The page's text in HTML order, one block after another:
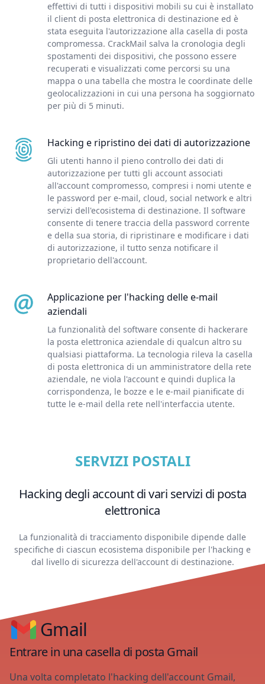
effettivi di tutti i dispositivi mobili su cui è installato
il client di posta elettronica di destinazione ed è
stata eseguita l'autorizzazione alla casella di posta
compromessa. CrackMail salva la cronologia degli
spostamenti dei dispositivi, che possono essere
recuperati e visualizzati come percorsi su una
mappa o una tabella che mostra le coordinate delle
geolocalizzazioni in cui una persona ha soggiornato
per più di 5 minuti.
Hacking e ripristino dei dati di autorizzazione
Gli utenti hanno il pieno controllo dei dati di
autorizzazione per tutti gli account associati
all'account compromesso, compresi i nomi utente e
le password per e-mail, cloud, social network e altri
servizi dell'ecosistema di destinazione. Il software
consente di tenere traccia della password corrente
e della sua storia, di ripristinare e modificare i dati
di autorizzazione, il tutto senza notificare il
proprietario dell'account.
Applicazione per l'hacking delle e-mail
aziendali
La funzionalità del software consente di hackerare
la posta elettronica aziendale di qualcun altro su
qualsiasi piattaforma. La tecnologia rileva la casella
di posta elettronica di un amministratore della rete
aziendale, ne viola l'account e quindi duplica la
corrispondenza, le bozze e le e-mail pianificate di
tutte le e-mail della rete nell'interfaccia utente.
SERVIZI POSTALI
Hacking degli account di vari servizi di posta
elettronica
La funzionalità di tracciamento disponibile dipende dalle
specifiche di ciascun ecosistema disponibile per l'hacking e
dal livello di sicurezza dell'account di destinazione.
Gmail
Entrare in una casella di posta Gmail
Una volta completato l'hacking dell'account Gmail,